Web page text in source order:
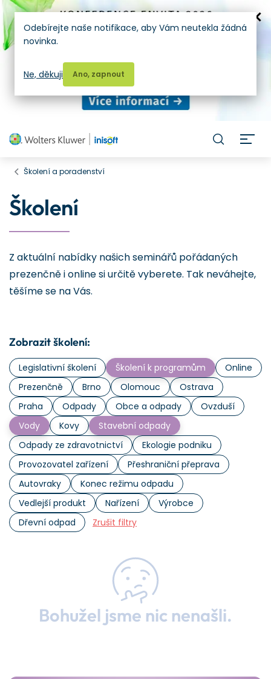
Školení a poradenství
Školení
Z aktuální nabídky našich seminářů pořádaných
prezenčně i online si určitě vyberete. Tak neváhejte,
těšíme se na Vás.
Zobrazit školení:
Legislativní školení Školení k programům
Online
Prezenčně
Brno Olomouc
Ostrava
Praha
Odpady Obce a odpady
Ovzduší
Vody
Kovy
Stavební odpady
Odpady ze zdravotnictví
Ekologie podniku
Provozovatel zařízení
Přeshraniční přeprava
Autovraky
Konec režimu odpadu
Vedlejší produkt
Nařízení
Výrobce
Dřevní odpad
Zrušit filtry
Bohužel jsme nic nenašli.
Odebírejte naše notifikace, aby Vám neutekla žádná
novinka.
Ano, zapnout
Ne, děkuji